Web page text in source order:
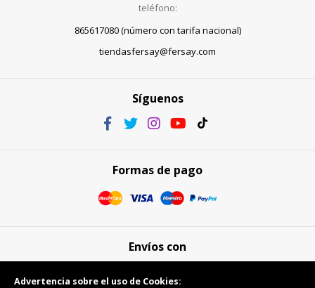
teléfono:
865617080 (número con tarifa nacional)
tiendasfersay@fersay.com
Síguenos
Formas de pago
Envíos con
Advertencia sobre el uso de Cookies: